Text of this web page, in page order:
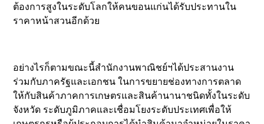
ต้องการสูงในระดับโลกให้คนขอนแก่นได้รับประทานใน
ราคาหน้าสวนอีกด้วย
อย่างไรก็ตามขณะนี้สำนักงานพาณิชย์ฯได้ประสานงาน
ร่วมกับภาครัฐและเอกชน ในการขยายช่องทางการตลาด
ให้กับสินค้าภาคการเกษตรและสินค้านานาชนิดทั้งในระดับ
จังหวัด ระดับภูมิภาคและเชื่อมโยงระดับประเทศเพื่อให้